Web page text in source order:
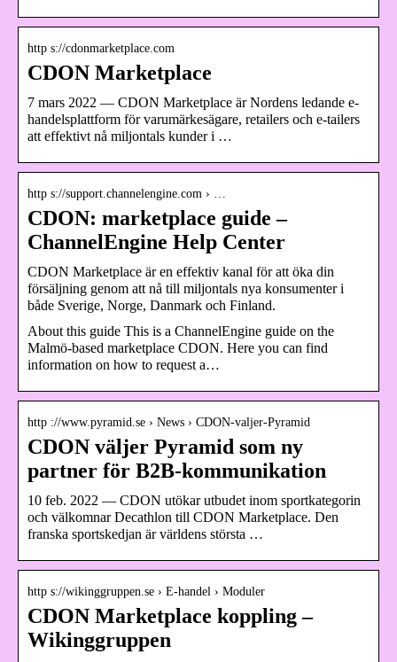
http s://cdonmarketplace.com
CDON Marketplace
7 mars 2022 — CDON Marketplace är Nordens ledande e-
handelsplattform för varumärkesägare, retailers och e-tailers
att effektivt nå miljontals kunder i …
http s://support.channelengine.com › …
CDON: marketplace guide –
ChannelEngine Help Center
CDON Marketplace är en effektiv kanal för att öka din
försäljning genom att nå till miljontals nya konsumenter i
både Sverige, Norge, Danmark och Finland.
About this guide This is a ChannelEngine guide on the
Malmö-based marketplace CDON. Here you can find
information on how to request a…
http ://www.pyramid.se › News › CDON-valjer-Pyramid
CDON väljer Pyramid som ny
partner för B2B-kommunikation
10 feb. 2022 — CDON utökar utbudet inom sportkategorin
och välkomnar Decathlon till CDON Marketplace. Den
franska sportskedjan är världens största …
http s://wikinggruppen.se › E-handel › Moduler
CDON Marketplace koppling –
Wikinggruppen